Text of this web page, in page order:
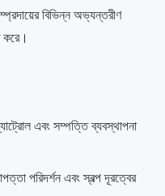
বিভিন্ন অভ্যন্তরীণ
করে।
এবং সম্পত্তি ব্যবস্থাপনা
পরিদর্শন এবং স্বল্প দূরত্বের